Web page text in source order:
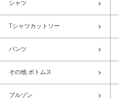
シャツ
Tシャツカットソー
パンツ
その他 ボトムス
ブルゾン